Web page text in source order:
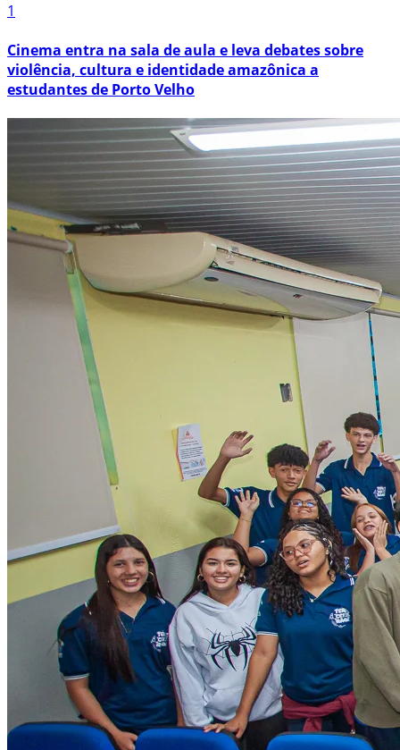
1
Cinema entra na sala de aula e leva debates sobre
violência, cultura e identidade amazônica a
estudantes de Porto Velho